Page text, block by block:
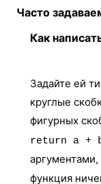
Часто
Как
Задайте ей
круглые
фигурных
return a +
функция